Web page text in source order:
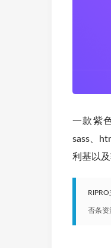
一款紫
sass、
利基以
否条资